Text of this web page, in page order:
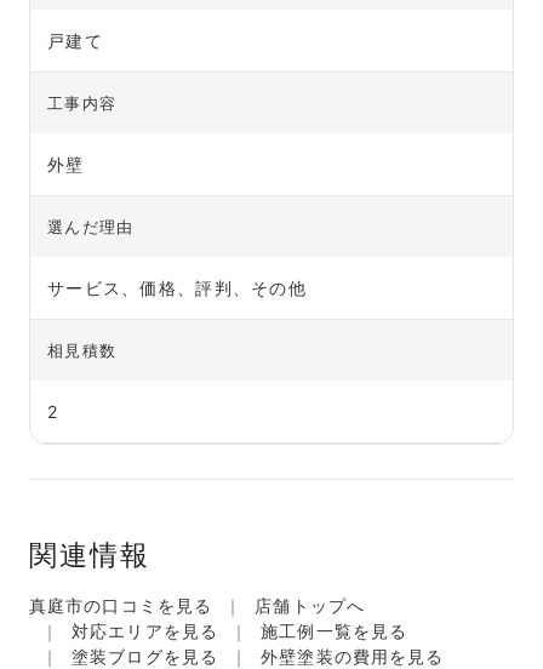
戸建て
工事内容
外壁
選んだ理由
サービス、価格、評判、その他
相見積数
2
関連情報
真庭市の口コミを見る
店舗トップへ
対応エリアを見る
施工例一覧を見る
塗装ブログを見る
外壁塗装の費用を見る